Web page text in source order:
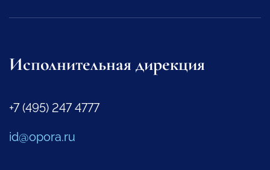
Исполнительная дирекция
+7 (495) 247 4777
id@opora.ru